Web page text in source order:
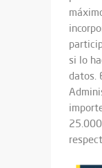
si lo
datos.